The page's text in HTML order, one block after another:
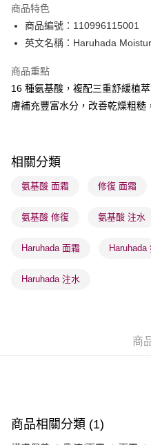
PayMe
WeChat Pay
BoC Pay
送貨方式
每筆HK$65.00，滿HK$300.00
確認發貨後1-3 工作天送達，訂
每筆HK$65.00，滿HK$300.00
(香港門市) 只顯示可選門市。
(澳門門市) 只顯示可選門市。
商品特色
商品編號：110996115001
英文名稱：Haruhada
商品重點
16 種氨基酸，複配三重舒緩植
膚補充豐富水分，改善乾燥粗糙
相關分類
氨基酸 面霜 修復 面霜
氨基酸 修復 氨基酸 注水
Haruhada 面霜 Haruhada
Haruhada 注水
商
商品相關分類 (1)